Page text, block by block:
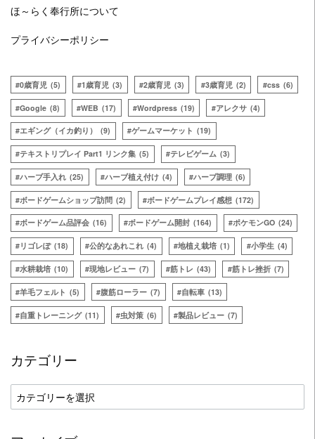
ほ～らく奉行所について
プライバシーポリシー
0歳育児 (5) 1歳育児 (3) 2歳育児 (3) 3歳育児 (2) css (6)
Google (8) WEB (17) Wordpress (19) アレクサ (4)
エギング（イカ釣り） (9) ゲームマーケット (19)
テキストリプレイ Part1 リンク集 (5) テレビゲーム (3)
ハーブ手入れ (25) ハーブ植え付け (4) ハーブ調理 (6)
ボードゲームショップ訪問 (2) ボードゲームプレイ感想 (172)
ボードゲーム品評会 (16) ボードゲーム開封 (164) ポケモンGO (24)
リゴレぽ (18) 公的なあれこれ (4) 地植え栽培 (1) 小学生 (4)
水耕栽培 (10) 現地レビュー (7) 筋トレ (43) 筋トレ挫折 (7)
羊毛フェルト (5) 腹筋ローラー (7) 自転車 (13)
自重トレーニング (11) 虫対策 (6) 製品レビュー (7)
カテゴリー
カ
テ